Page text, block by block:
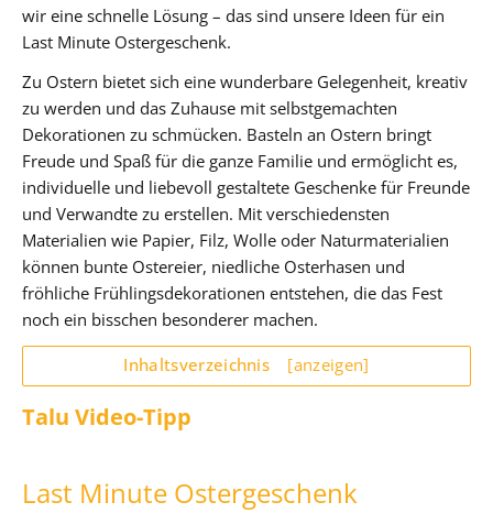
wir eine schnelle Lösung – das sind unsere Ideen für ein
Last Minute Ostergeschenk.
Zu Ostern bietet sich eine wunderbare Gelegenheit, kreativ
zu werden und das Zuhause mit selbstgemachten
Dekorationen zu schmücken. Basteln an Ostern bringt
Freude und Spaß für die ganze Familie und ermöglicht es,
individuelle und liebevoll gestaltete Geschenke für Freunde
und Verwandte zu erstellen. Mit verschiedensten
Materialien wie Papier, Filz, Wolle oder Naturmaterialien
können bunte Ostereier, niedliche Osterhasen und
fröhliche Frühlingsdekorationen entstehen, die das Fest
noch ein bisschen besonderer machen.
Inhaltsverzeichnis [anzeigen]
Talu Video-Tipp
Last Minute Ostergeschenk